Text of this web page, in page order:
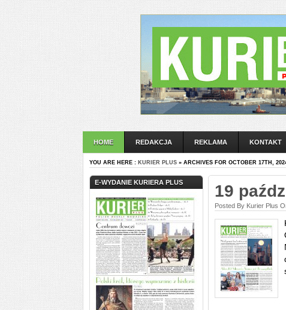
HOME REDAKCJA REKLAMA KONTAKT
YOU ARE HERE : KURIER PLUS » ARCHIVES FOR OCTOBER 17TH,
E-WYDANIE KURIERA PLUS 19
Posted By Kurier Plus